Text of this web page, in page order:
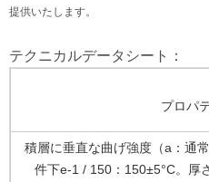
提供いたします。
テクニカルデータシート：
プロパ
積層に垂直な曲げ強度（a：通
件下e-1 / 150：150±5°C。厚